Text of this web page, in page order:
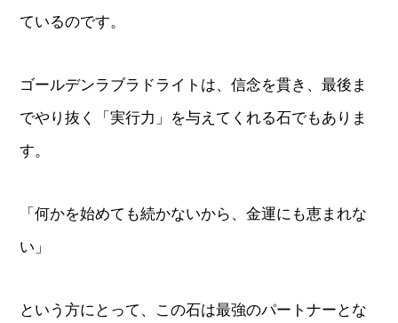
ているのです。
ゴールデンラブラドライトは、信念を貫き、最後ま
でやり抜く「実行力」を与えてくれる石でもありま
す。
「何かを始めても続かないから、金運にも恵まれな
い」
という方にとって、この石は最強のパートナーとな